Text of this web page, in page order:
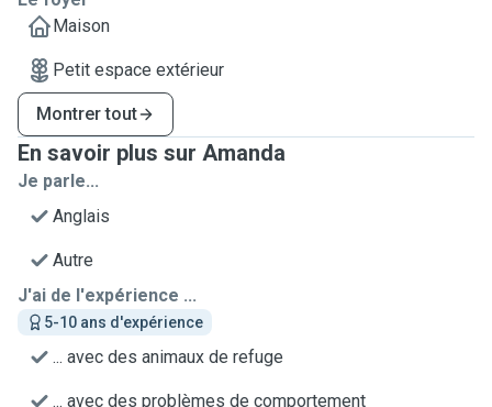
Maison
Petit espace extérieur
Montrer tout
En savoir plus sur Amanda
Je parle...
Anglais
Autre
J'ai de l'expérience ...
5-10 ans d'expérience
... avec des animaux de refuge
... avec des problèmes de comportement